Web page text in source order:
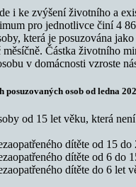
i ke zvýšení životního a
pro jednotlivce činí 4
která je posuzována
Částka životního
v domácnosti vzroste
osob od ledna
od 15 let věku, která
dítěte od 15 do
dítěte od 6 do
dítěte do 6 let